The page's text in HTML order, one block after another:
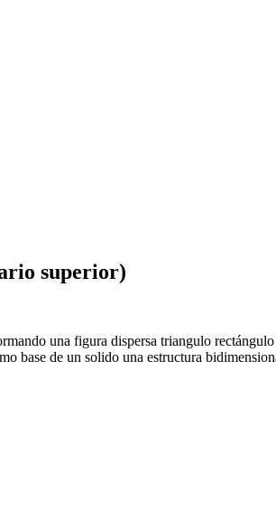
superior)
una figura dispersa triangulo
base de un solido una estructura